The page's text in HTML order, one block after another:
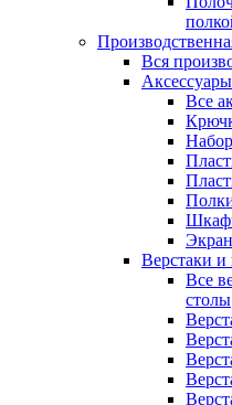
Вся
Все
Верстаки и
Все
столы